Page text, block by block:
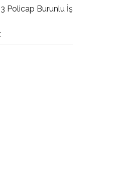
Policap Burunlu İş